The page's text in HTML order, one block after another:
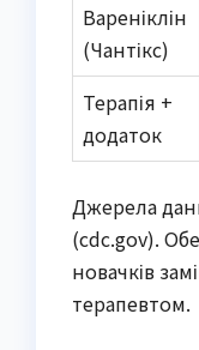
Вареніклін
(Чантікс)
Терапія +
додаток
Джерела
(cdc.gov).
новачків
терапевтом.